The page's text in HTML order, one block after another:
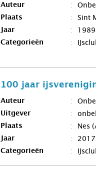
Auteur
Plaats Sint
Jaar 1989
Categorieën
100 jaar
Auteur
Uitgever
Plaats Nes
Jaar 2017
Categorieën